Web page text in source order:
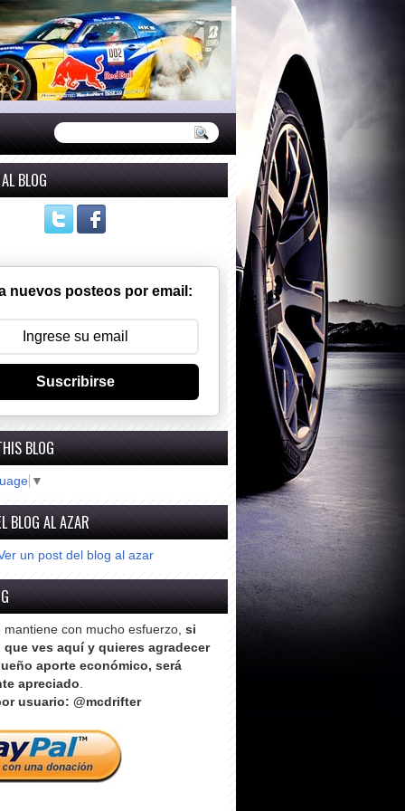
BLOG
nuevos posteos por email:
Suscribirse
BLOG
▼
BLOG AL AZAR
un post del blog al azar
mantiene con mucho esfuerzo, si
ves aquí y quieres agradecer
aporte económico, será
apreciado.
usuario: @mcdrifter